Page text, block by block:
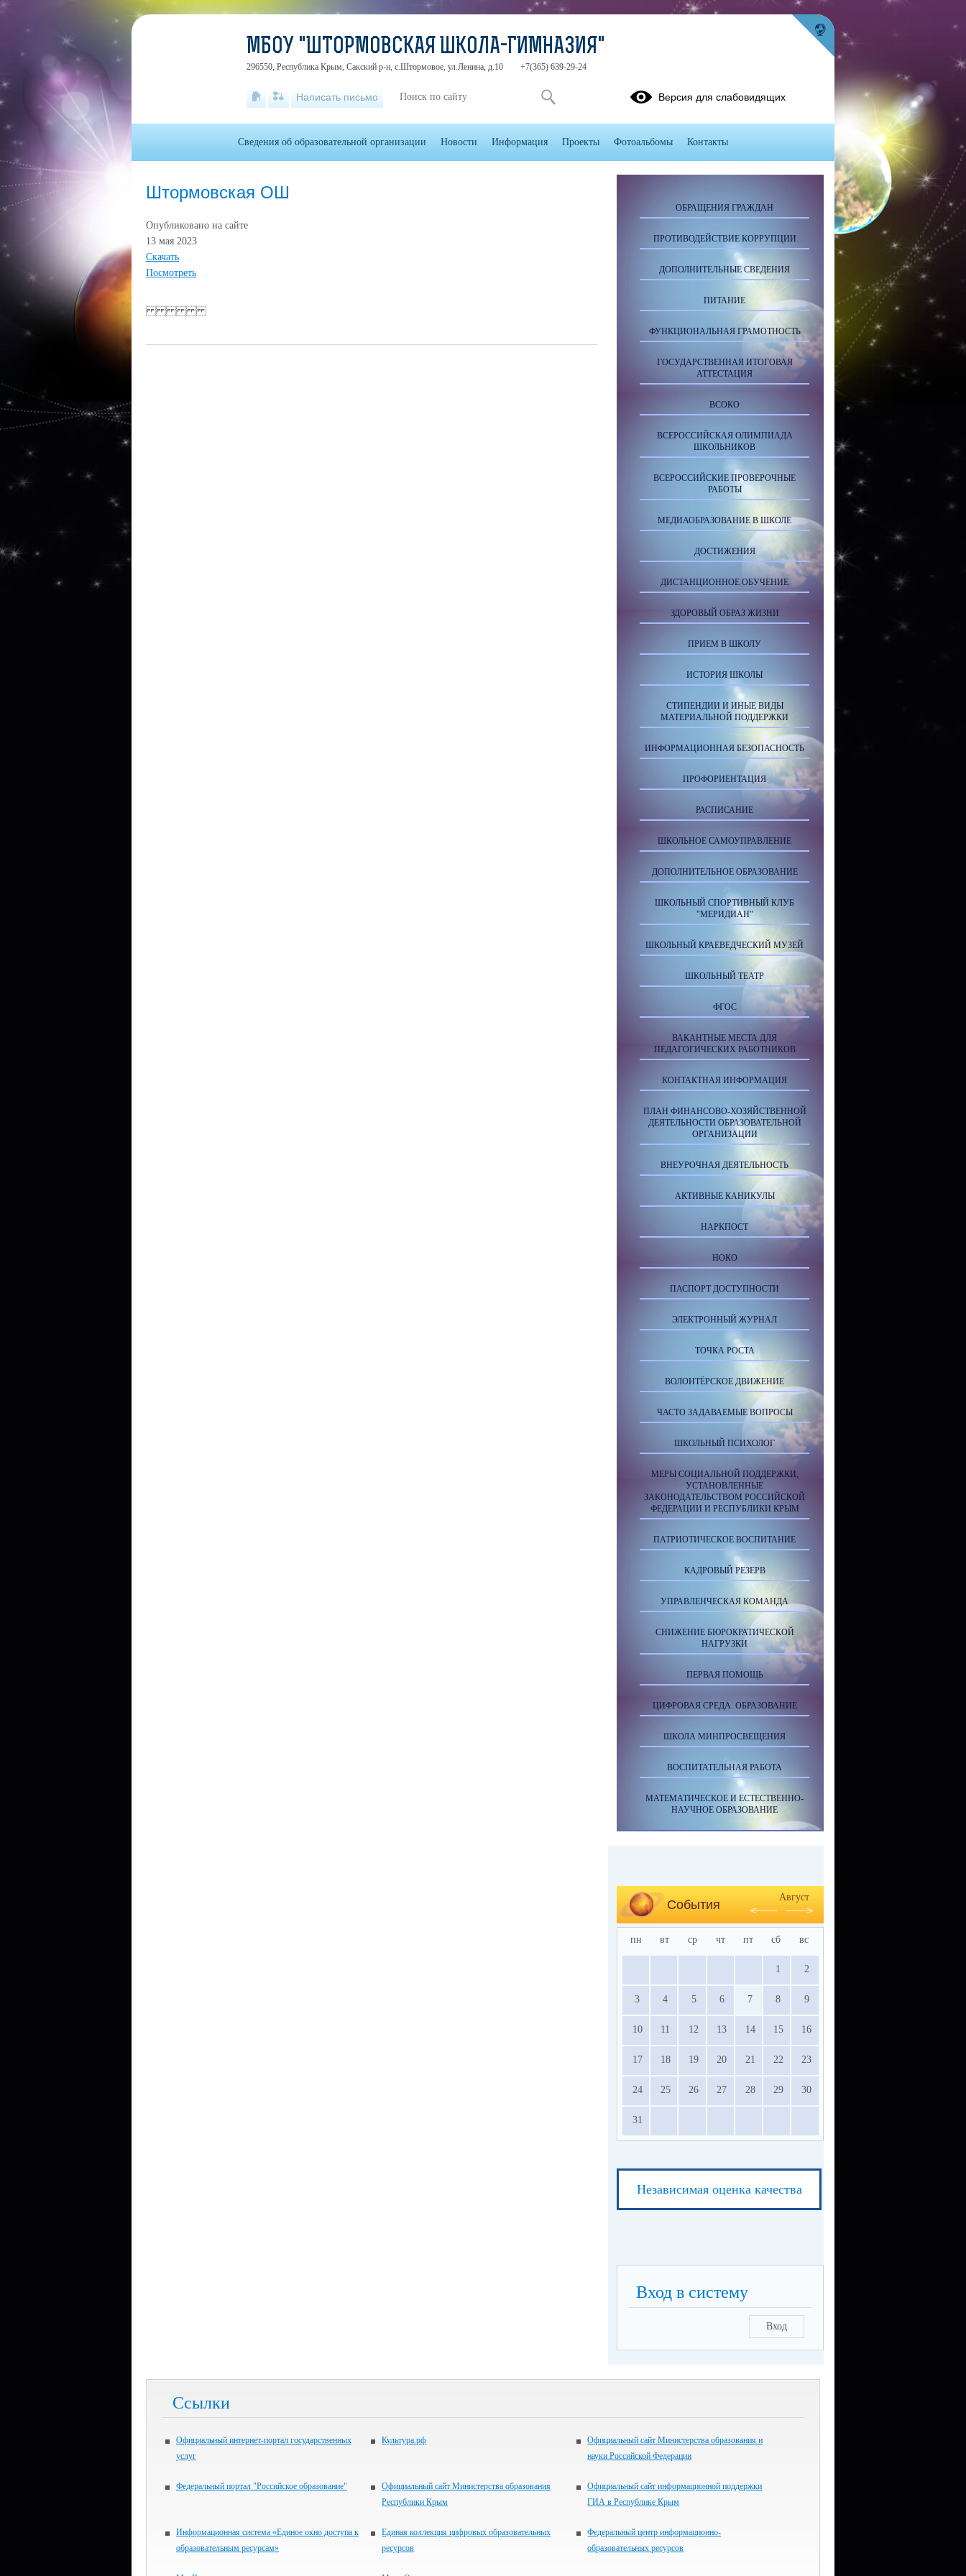
Штормовская ОШ
Опубликовано на сайте
13 мая 2023
Скачать
Посмотреть
ОБРАЩЕНИЯ ГРАЖДАН
ПРОТИВОДЕЙСТВИЕ КОРРУПЦИИ
ДОПОЛНИТЕЛЬНЫЕ СВЕДЕНИЯ
ПИТАНИЕ
ФУНКЦИОНАЛЬНАЯ ГРАМОТНОСТЬ
ГОСУДАРСТВЕННАЯ ИТОГОВАЯ
АТТЕСТАЦИЯ
ВСОКО
ВСЕРОССИЙСКАЯ ОЛИМПИАДА
ШКОЛЬНИКОВ
ВСЕРОССИЙСКИЕ ПРОВЕРОЧНЫЕ
РАБОТЫ
МЕДИАОБРАЗОВАНИЕ В ШКОЛЕ
ДОСТИЖЕНИЯ
ДИСТАНЦИОННОЕ ОБУЧЕНИЕ
ЗДОРОВЫЙ ОБРАЗ ЖИЗНИ
ПРИЕМ В ШКОЛУ
ИСТОРИЯ ШКОЛЫ
СТИПЕНДИИ И ИНЫЕ ВИДЫ
МАТЕРИАЛЬНОЙ ПОДДЕРЖКИ
ИНФОРМАЦИОННАЯ БЕЗОПАСНОСТЬ
ПРОФОРИЕНТАЦИЯ
РАСПИСАНИЕ
ШКОЛЬНОЕ САМОУПРАВЛЕНИЕ
ДОПОЛНИТЕЛЬНОЕ ОБРАЗОВАНИЕ
ШКОЛЬНЫЙ СПОРТИВНЫЙ КЛУБ
"МЕРИДИАН"
ШКОЛЬНЫЙ КРАЕВЕДЧЕСКИЙ МУЗЕЙ
ШКОЛЬНЫЙ ТЕАТР
ФГОС
ВАКАНТНЫЕ МЕСТА ДЛЯ
ПЕДАГОГИЧЕСКИХ РАБОТНИКОВ
КОНТАКТНАЯ ИНФОРМАЦИЯ
ПЛАН ФИНАНСОВО-ХОЗЯЙСТВЕННОЙ
ДЕЯТЕЛЬНОСТИ ОБРАЗОВАТЕЛЬНОЙ
ОРГАНИЗАЦИИ
ВНЕУРОЧНАЯ ДЕЯТЕЛЬНОСТЬ
АКТИВНЫЕ КАНИКУЛЫ
НАРКПОСТ
НОКО
ПАСПОРТ ДОСТУПНОСТИ
ЭЛЕКТРОННЫЙ ЖУРНАЛ
ТОЧКА РОСТА
ВОЛОНТЁРСКОЕ ДВИЖЕНИЕ
ЧАСТО ЗАДАВАЕМЫЕ ВОПРОСЫ
ШКОЛЬНЫЙ ПСИХОЛОГ
МЕРЫ СОЦИАЛЬНОЙ ПОДДЕРЖКИ,
УСТАНОВЛЕННЫЕ
ЗАКОНОДАТЕЛЬСТВОМ РОССИЙСКОЙ
ФЕДЕРАЦИИ И РЕСПУБЛИКИ КРЫМ
ПАТРИОТИЧЕСКОЕ ВОСПИТАНИЕ
КАДРОВЫЙ РЕЗЕРВ
УПРАВЛЕНЧЕСКАЯ КОМАНДА
СНИЖЕНИЕ БЮРОКРАТИЧЕСКОЙ
НАГРУЗКИ
ПЕРВАЯ ПОМОЩЬ
ЦИФРОВАЯ СРЕДА. ОБРАЗОВАНИЕ
ШКОЛА МИНПРОСВЕЩЕНИЯ
ВОСПИТАТЕЛЬНАЯ РАБОТА
МАТЕМАТИЧЕСКОЕ И ЕСТЕСТВЕННО-
НАУЧНОЕ ОБРАЗОВАНИЕ
События
Август
пн вт ср чт пт сб вс
1 2
3 4 5 6 7 8 9
10 11 12 13 14 15 16
17 18 19 20 21 22 23
24 25 26 27 28 29 30
31
Независимая оценка качества
Вход в систему
Вход
Ссылки
Официальный интернет-портал государственных
услуг
Культура.рф
Официальный сайт Министерства образования и
науки Российской Федерации
Федеральный портал "Российское образование"
Официальный сайт Министерства образования
Республики Крым
Официальный сайт информационной поддержки
ГИА в Республике Крым
Информационная система «Единое окно доступа к
образовательным ресурсам»
Единая коллекция цифровых образовательных
ресурсов
Федеральный центр информационно-
образовательных ресурсов
МБОУ "ШТОРМОВСКАЯ ШКОЛА-ГИМНАЗИЯ"
296550, Республика Крым, Сакский р-н, с.Штормовое, ул.Ленина, д.10 +7(365) 639-29-24
Написать письмо Версия для слабовидящих
Сведения об образовательной организации Новости Информация Проекты Фотоальбомы Контакты